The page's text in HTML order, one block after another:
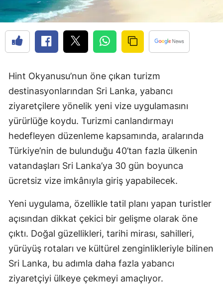
Hint Okyanusu’nun öne çıkan turizm
destinasyonlarından Sri Lanka, yabancı
ziyaretçilere yönelik yeni vize uygulamasını
yürürlüğe koydu. Turizmi canlandırmayı
hedefleyen düzenleme kapsamında, aralarında
Türkiye’nin de bulunduğu 40’tan fazla ülkenin
vatandaşları Sri Lanka’ya 30 gün boyunca
ücretsiz vize imkânıyla giriş yapabilecek.
Yeni uygulama, özellikle tatil planı yapan turistler
açısından dikkat çekici bir gelişme olarak öne
çıktı. Doğal güzellikleri, tarihi mirası, sahilleri,
yürüyüş rotaları ve kültürel zenginlikleriyle bilinen
Sri Lanka, bu adımla daha fazla yabancı
ziyaretçiyi ülkeye çekmeyi amaçlıyor.